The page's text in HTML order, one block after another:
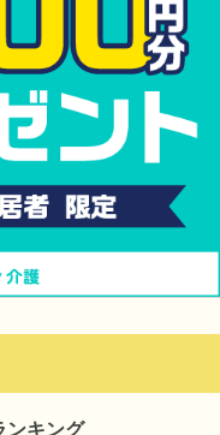
ンキング